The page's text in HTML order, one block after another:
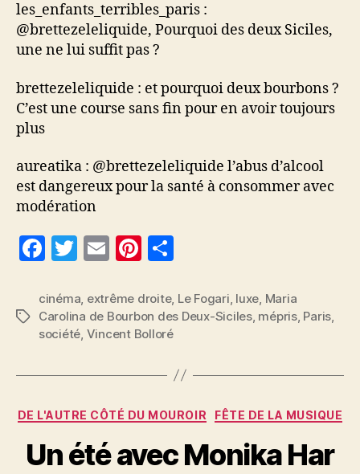
Maria
des
deux
les_enfants_terribles_paris :
@brettezeleliquide, Pourquoi des deux Siciles,
une ne lui suffit pas ?
brettezeleliquide : et pourquoi deux bourbons ?
C’est une course sans fin pour en avoir toujours
plus
aureatika : @brettezeleliquide l’abus d’alcool
est dangereux pour la santé à consommer avec
modération
F
c
e
o
o
k
T
itt
er
E
ai
l
Pi
er
es
rt
a
er
Étiquettes
cinéma, extrême droite, Le Fogari, luxe, Maria
Carolina de Bourbon des Deux-Siciles, mépris, Paris,
société, Vincent Bolloré
Catégories
DE L'AUTRE CÔTÉ DU MOUROIR FÊTE DE LA MUSIQUE
Un été avec Monika Har